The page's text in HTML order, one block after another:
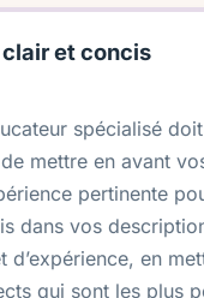
et concis
spécialisé
mettre en avant
pertinente
dans vos
d’expérience, en
qui sont les plus